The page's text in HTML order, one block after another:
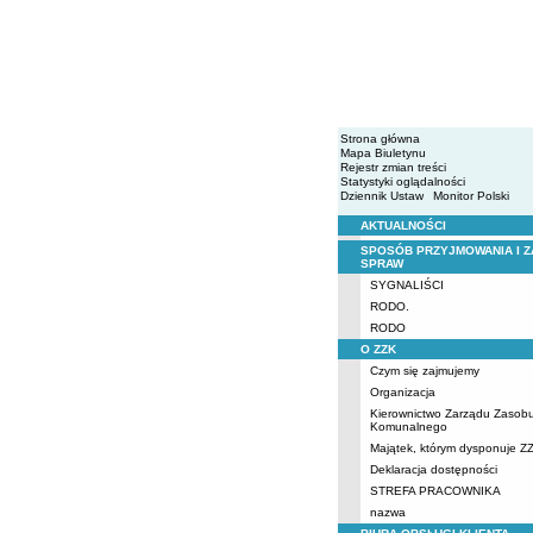
Strona główna
Mapa Biuletynu
Rejestr zmian treści
Statystyki oglądalności
Dziennik Ustaw
Monitor Polski
Menu
AKTUALNOŚCI
SPOSÓB PRZYJMOWANIA I
SPRAW
SYGNALIŚCI
RODO.
RODO
O ZZK
Czym się zajmujemy
Organizacja
Kierownictwo Zarządu
Komunalnego
Majątek, którym dysponuje
Deklaracja dostępności
STREFA PRACOWNIKA
nazwa